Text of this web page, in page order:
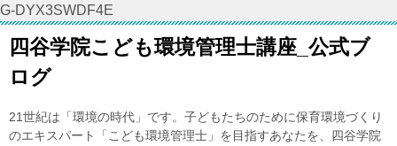
G-DYX3SWDF4E
四谷学院こども環境管理士講座_公式ブ
ログ
21世紀は「環境の時代」です。子どもたちのために保育環境づくり
のエキスパート「こども環境管理士」を目指すあなたを、四谷学院